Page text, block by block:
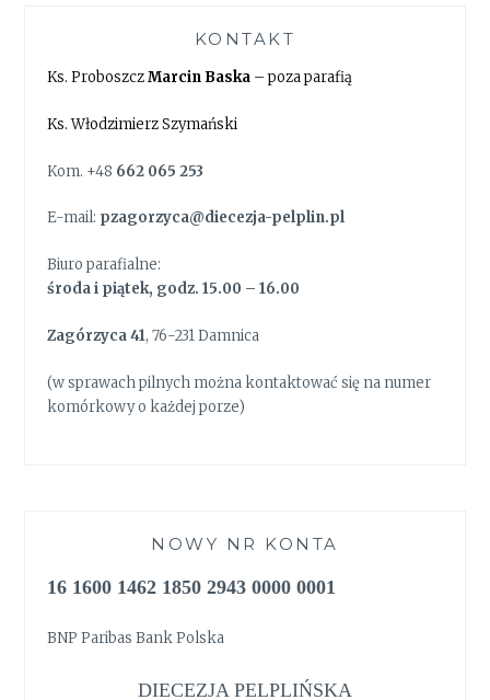
KONTAKT
Ks. ProboszczMarcin Baska – poza parafią
Ks. Włodzimierz Szymański
Kom. +48 662 065 253
E-mail: pzagorzyca@diecezja-pelplin.pl
Biuro parafialne:
środa i piątek, godz. 15.00 – 16.00
Zagórzyca 41, 76-231 Damnica
(w sprawach pilnych można kontaktować się na numer
komórkowy o każdej porze)
NOWY NR KONTA
16 1600 1462 1850 2943 0000 0001
BNP Paribas Bank Polska
DIECEZJA PELPLIŃSKA